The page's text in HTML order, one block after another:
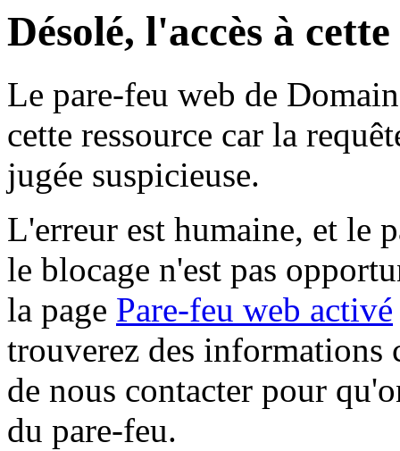
Désolé, l'accès à
Le pare-feu web de
cette ressource car la
jugée suspicieuse.
L'erreur est humaine, et le
le blocage n'est pas
la page Pare-feu web activé
trouverez des informations
de nous contacter pour
du pare-feu.